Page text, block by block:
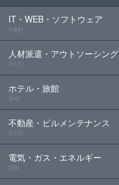
IT・WEB・ソフトウェア
(184)
人材派遣・アウトソーシング
(111)
ホテル・旅館
(54)
不動産・ビルメンテナンス
(115)
電気・ガス・エネルギー
(39)